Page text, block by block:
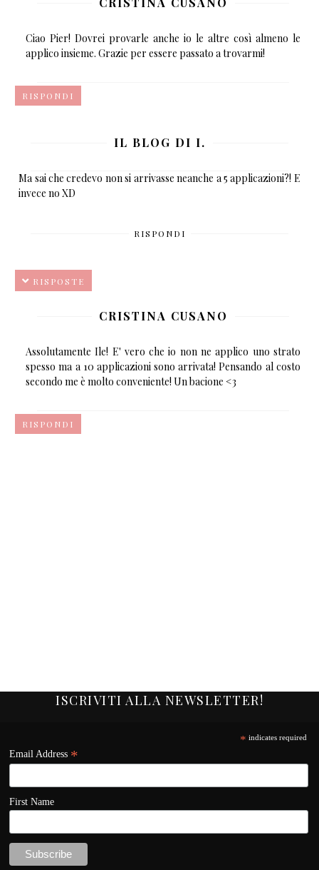
Ciao Pier! Dovrei provarle anche io le altre così almeno le
applico insieme. Grazie per essere passato a trovarmi!
RISPONDI
IL BLOG DI I.
Ma sai che credevo non si arrivasse neanche a 5 applicazioni?! E
invece no XD
RISPONDI
RISPOSTE
CRISTINA CUSANO
Assolutamente Ile! E' vero che io non ne applico uno strato
spesso ma a 10 applicazioni sono arrivata! Pensando al costo
secondo me è molto conveniente! Un bacione <3
RISPONDI
ISCRIVITI ALLA NEWSLETTER!
* indicates required
Email Address *
First Name